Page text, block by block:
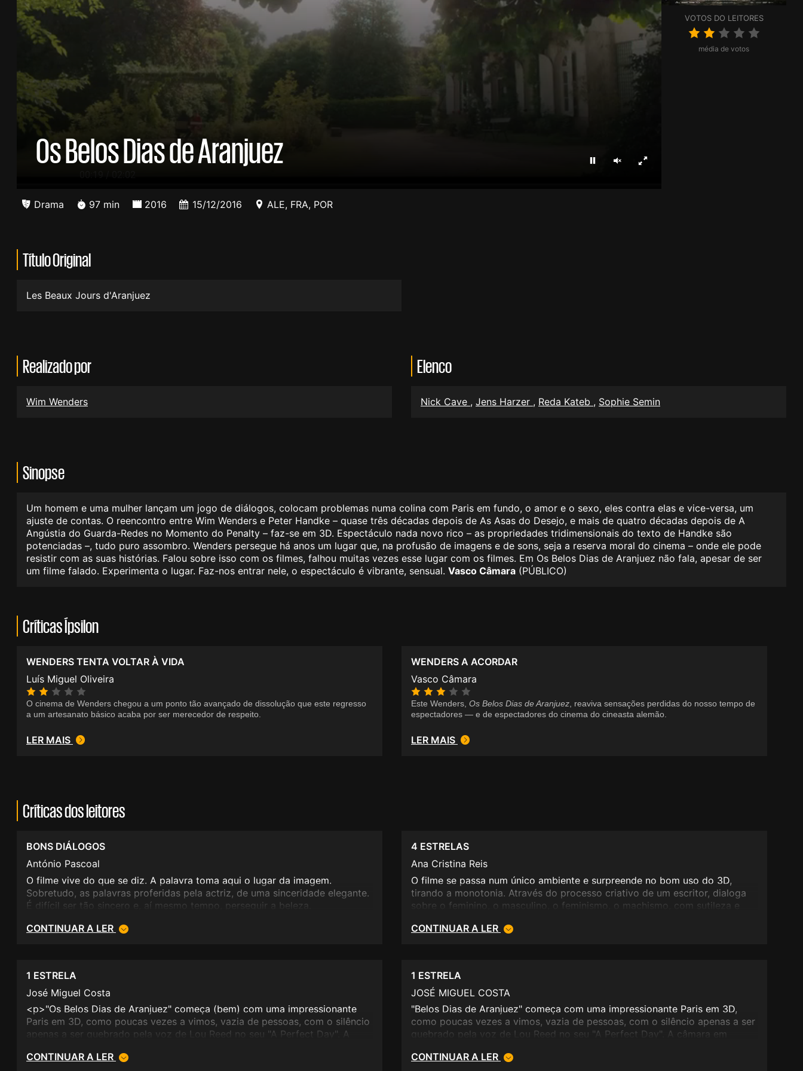
PararLigar somEcrã inteiro
Os Belos Dias de Aranjuez
VOTOS DO LEITORES
média de votos
Drama 97 min 2016 15/12/2016 ALE, FRA, POR
Título Original
Les Beaux Jours d'Aranjuez
Realizado por
Wim Wenders
Elenco
Nick Cave , Jens Harzer , Reda Kateb , Sophie Semin
Sinopse
Um homem e uma mulher lançam um jogo de diálogos, colocam problemas numa colina com Paris em fundo, o amor e o sexo, eles contra elas e vice-versa, um
ajuste de contas. O reencontro entre Wim Wenders e Peter Handke – quase três décadas depois de As Asas do Desejo, e mais de quatro décadas depois de A
Angústia do Guarda-Redes no Momento do Penalty – faz-se em 3D. Espectáculo nada novo rico – as propriedades tridimensionais do texto de Handke são
potenciadas –, tudo puro assombro. Wenders persegue há anos um lugar que, na profusão de imagens e de sons, seja a reserva moral do cinema – onde ele pode
resistir com as suas histórias. Falou sobre isso com os filmes, falhou muitas vezes esse lugar com os filmes. Em Os Belos Dias de Aranjuez não fala, apesar de ser
um filme falado. Experimenta o lugar. Faz-nos entrar nele, o espectáculo é vibrante, sensual. Vasco Câmara (PÚBLICO)
Críticas Ípsilon
WENDERS TENTA VOLTAR À VIDA
Luís Miguel Oliveira
O cinema de Wenders chegou a um ponto tão avançado de dissolução que este regresso
a um artesanato básico acaba por ser merecedor de respeito.
LER MAIS
WENDERS A ACORDAR
Vasco Câmara
Este Wenders, Os Belos Dias de Aranjuez , reaviva sensações perdidas do nosso tempo de
espectadores — e de espectadores do cinema do cineasta alemão.
LER MAIS
Críticas dos leitores
BONS DIÁLOGOS
António Pascoal
O filme vive do que se diz. A palavra toma aqui o lugar da imagem.
Sobretudo, as palavras proferidas pela actriz, de uma sinceridade elegante.
É difícil ser tão sincero e, aí mesmo tempo, perseguir a beleza.
CONTINUAR A LER
4 ESTRELAS
Ana Cristina Reis
O filme se passa num único ambiente e surpreende no bom uso do 3D,
tirando a monotonia. Através do processo criativo de um escritor, dialoga
sobre o feminino, o masculino, o feminismo, o machismo, com sutileza e
CONTINUAR A LER
1 ESTRELA
José Miguel Costa
<p>"Os Belos Dias de Aranjuez" começa (bem) com uma impressionante
Paris em 3D, como poucas vezes a vimos, vazia de pessoas, com o silêncio
apenas a ser quebrado pela voz de Lou Reed no seu "A Perfect Day". A
suburbios da cidade, no qual está sentado, junto a uma mesa, um casal
CONTINUAR A LER
1 ESTRELA
JOSÉ MIGUEL COSTA
"Belos Dias de Aranjuez" começa com uma impressionante Paris em 3D,
como poucas vezes a vimos, vazia de pessoas, com o silêncio apenas a ser
quebrado pela voz de Lou Reed no seu "A Perfect Day". A câmara em
cidade, no qual está sentado, junto a uma mesa, um casal ficticio (criado
CONTINUAR A LER